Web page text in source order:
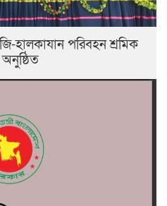
হালকাযান পরিবহন শ্রমিক